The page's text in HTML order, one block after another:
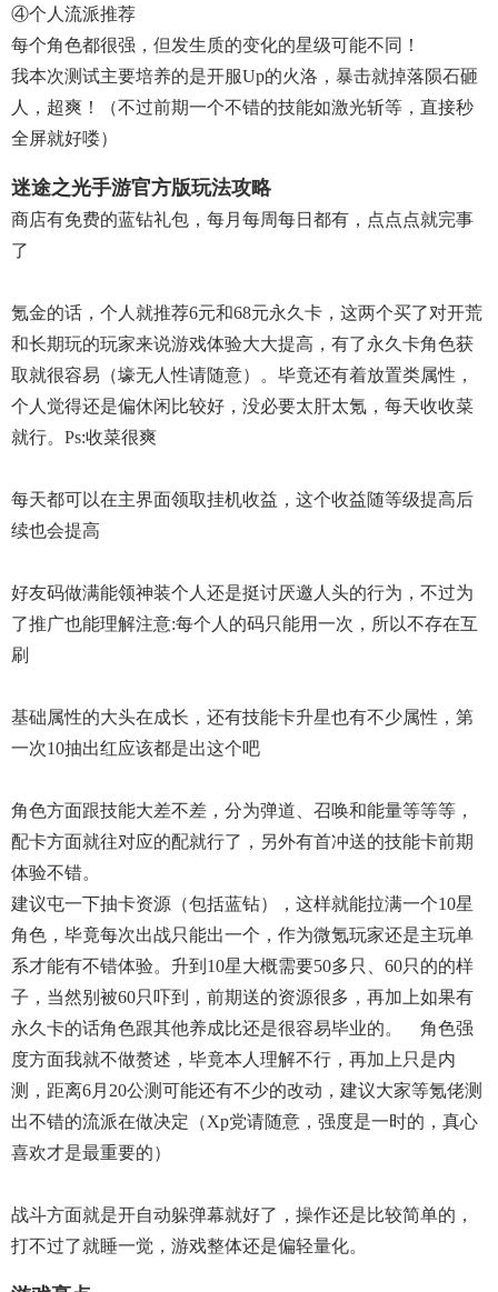
④个人流派推荐
每个角色都很强，但发生质的变化的星级可能不同！
我本次测试主要培养的是开服up的火洛，暴击就掉落陨石砸
人，超爽！（不过前期一个不错的技能如激光斩等，直接秒
全屏就好喽）
迷途之光手游官方版玩法攻略
商店有免费的蓝钻礼包，每月每周每日都有，点点点就完事
了
氪金的话，个人就推荐6元和68元永久卡，这两个买了对开荒
和长期玩的玩家来说游戏体验大大提高，有了永久卡角色获
取就很容易（壕无人性请随意）。毕竟还有着放置类属性，
个人觉得还是偏休闲比较好，没必要太肝太氪，每天收收菜
就行。ps:收菜很爽
每天都可以在主界面领取挂机收益，这个收益随等级提高后
续也会提高
好友码做满能领神装个人还是挺讨厌邀人头的行为，不过为
了推广也能理解注意:每个人的码只能用一次，所以不存在互
刷
基础属性的大头在成长，还有技能卡升星也有不少属性，第
一次10抽出红应该都是出这个吧
角色方面跟技能大差不差，分为弹道、召唤和能量等等等，
配卡方面就往对应的配就行了，另外有首冲送的技能卡前期
体验不错。
建议屯一下抽卡资源（包括蓝钻），这样就能拉满一个10星
角色，毕竟每次出战只能出一个，作为微氪玩家还是主玩单
系才能有不错体验。升到10星大概需要50多只、60只的的样
子，当然别被60只吓到，前期送的资源很多，再加上如果有
永久卡的话角色跟其他养成比还是很容易毕业的。 角色强
度方面我就不做赘述，毕竟本人理解不行，再加上只是内
测，距离6月20公测可能还有不少的改动，建议大家等氪佬测
出不错的流派在做决定（xp党请随意，强度是一时的，真心
喜欢才是最重要的）
战斗方面就是开自动躲弹幕就好了，操作还是比较简单的，
打不过了就睡一觉，游戏整体还是偏轻量化。